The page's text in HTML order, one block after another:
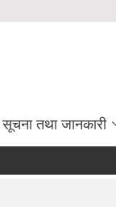
सूचना तथा जानकारी